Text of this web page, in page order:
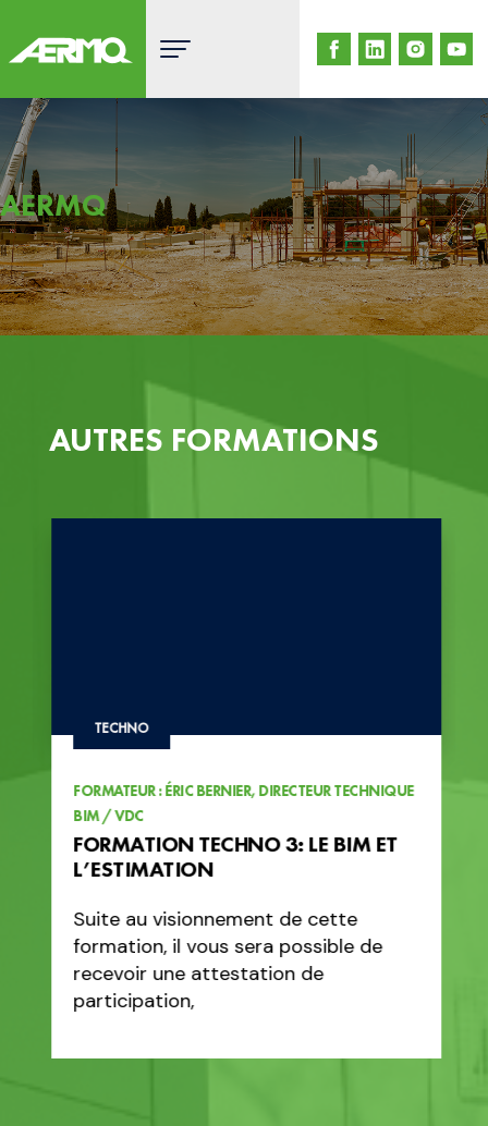
content
AERMQ
AUTRES FORMATIONS
TECHNO
FORMATEUR : ÉRIC BERNIER, DIRECTEUR TECHNIQUE
BIM / VDC
FORMATION TECHNO 3: LE BIM ET
L’ESTIMATION
Suite au visionnement de cette
formation, il vous sera possible de
recevoir une attestation de
participation,